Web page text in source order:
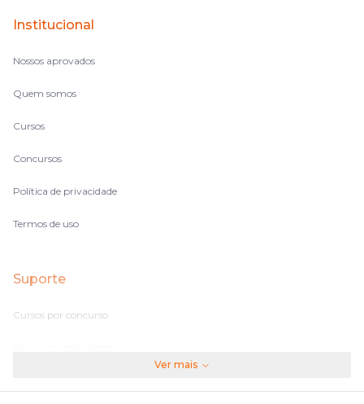
Institucional
Nossos aprovados
Quem somos
Cursos
Concursos
Política de privacidade
Termos de uso
Suporte
Cursos por concurso
Ver mais